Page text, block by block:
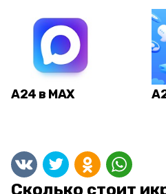
А24 в MAX
Сколько стоит